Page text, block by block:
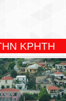
ΚΡΗΤΗ